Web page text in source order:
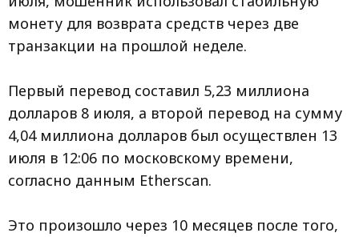
монету для возврата средств через две
транзакции на прошлой неделе.
Первый перевод составил 5,23 миллиона
долларов 8 июля, а второй перевод на сумму
4,04 миллиона долларов был осуществлен 13
июля в 12:06 по московскому времени,
согласно данным Etherscan.
Это произошло через 10 месяцев после того,